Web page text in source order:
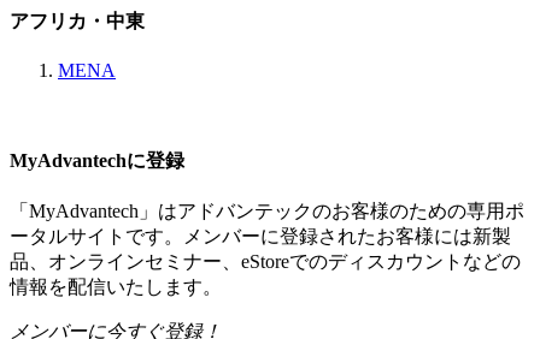
アフリカ・中東
MENA
MyAdvantechに登録
「MyAdvantech」はアドバンテックのお客様のための専用ポ
ータルサイトです。メンバーに登録されたお客様には新製
品、オンラインセミナー、eStoreでのディスカウントなどの
情報を配信いたします。
メンバーに今すぐ登録！